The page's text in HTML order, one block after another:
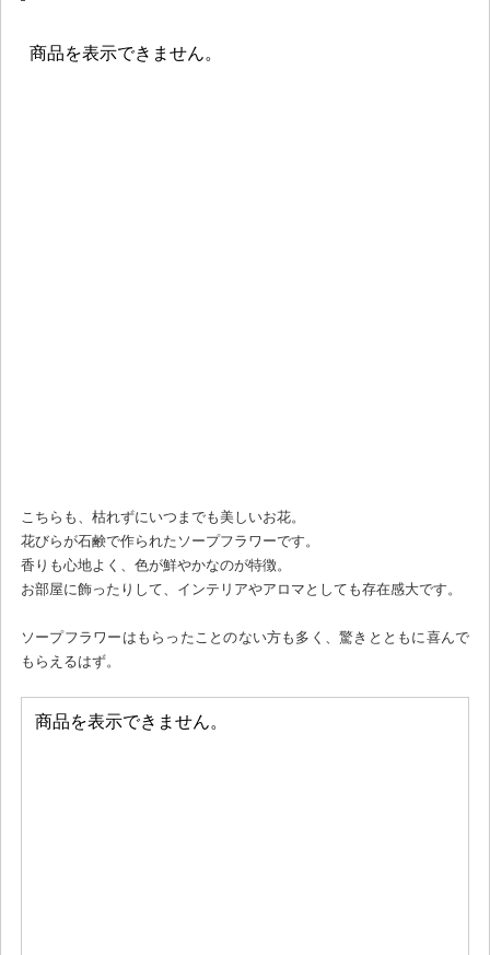
こちらも、枯れずにいつまでも美しいお花。
花びらが石鹸で作られたソープフラワーです。
香りも心地よく、色が鮮やかなのが特徴。
お部屋に飾ったりして、インテリアやアロマとしても存在感大です。
ソープフラワーはもらったことのない方も多く、驚きとともに喜んで
もらえるはず。